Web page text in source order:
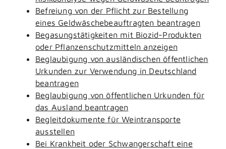
Befreiung von der Pflicht zur Bestellung
eines Geldwäschebeauftragten beantragen
Begasungstätigkeiten mit Biozid-Produkten
oder Pflanzenschutzmitteln anzeigen
Beglaubigung von ausländischen öffentlichen
Urkunden zur Verwendung in Deutschland
beantragen
Beglaubigung von öffentlichen Urkunden für
das Ausland beantragen
Begleitdokumente für Weintransporte
ausstellen
Bei Krankheit oder Schwangerschaft eine